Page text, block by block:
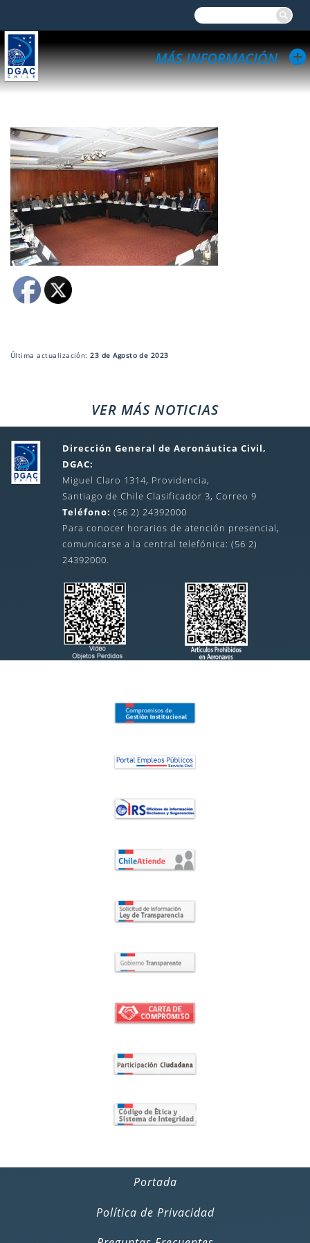
Última actualización:23 de Agosto de 2023
VER MÁS NOTICIAS
Dirección General de Aeronáutica Civil,
DGAC:
Miguel Claro 1314, Providencia,
Santiago de Chile Clasificador 3, Correo 9
Teléfono: (56 2) 24392000
Para conocer horarios de atención presencial,
comunicarse a la central telefónica: (56 2)
24392000.
Portada
Política de Privacidad